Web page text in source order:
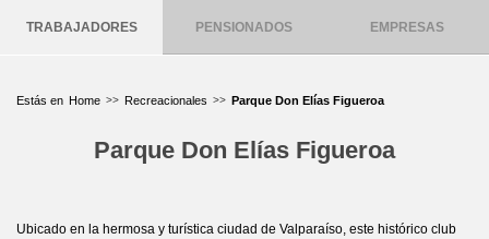
TRABAJADORES PENSIONADOS EMPRESAS
Home Recreacionales Parque Don Elías Figueroa
Parque Don Elías Figueroa
Ubicado en la hermosa y turística ciudad de Valparaíso, este histórico club